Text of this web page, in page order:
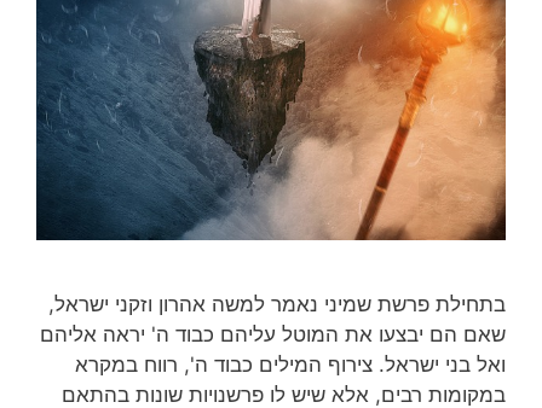
בתחילת פרשת שמיני נאמר למשה אהרון וזקני ישראל,
שאם הם יבצעו את המוטל עליהם כבוד ה' יראה אליהם
ואל בני ישראל. צירוף המילים כבוד ה', רווח במקרא
במקומות רבים, אלא שיש לו פרשנויות שונות בהתאם